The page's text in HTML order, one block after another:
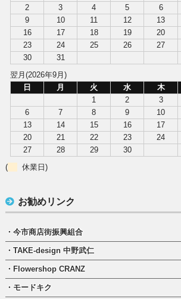
2
3 4 5 6
9
10 11 12 13
16
17 18 19 20
23
24 25 26 27
30
31
翌月(2026年9月)
日
月 火 水 木
1
2 3
6
7 8 9 10
13
14 15 16 17
20
21 22 23 24
27
28 29
30
(
休業日)
お勧めリンク
・今市商店街振興組合
・TAKE-design 中野武仁
・Flowershop CRANZ
・モードキク